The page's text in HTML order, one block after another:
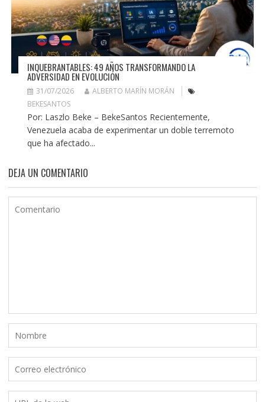
INQUEBRANTABLES: 49 AÑOS TRANSFORMANDO LA
ADVERSIDAD EN EVOLUCIÓN
31/07/2026
ALBERTO MARÍN MORÁN
BEKESANTOS
Por: Laszlo Beke – BekeSantos Recientemente,
Venezuela acaba de experimentar un doble terremoto
que ha afectado...
DEJA UN COMENTARIO